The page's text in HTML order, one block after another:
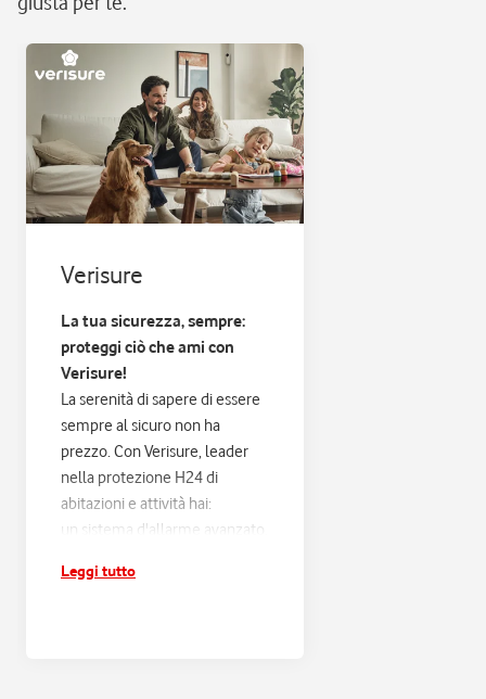
Verisure
La tua sicurezza, sempre:
proteggi ciò che ami con
Verisure!
La serenità di sapere di essere
sempre al sicuro non ha
prezzo. Con Verisure, leader
nella protezione H24 di
abitazioni e attività hai:
un sistema d'allarme avanzato,
e connesso alla Centrale
Leggi tutto